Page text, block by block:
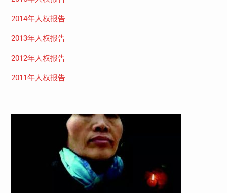
2014年人权报告
2013年人权报告
2012年人权报告
2011年人权报告